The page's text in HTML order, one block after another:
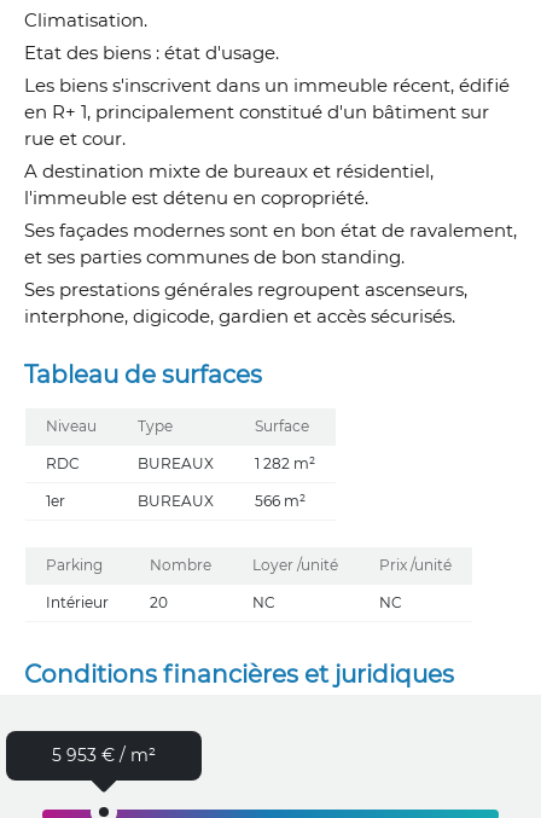
Climatisation.
Etat des biens : état d'usage.
Les biens s'inscrivent dans un immeuble récent, édifié
en R+ 1, principalement constitué d'un bâtiment sur
rue et cour.
A destination mixte de bureaux et résidentiel,
l'immeuble est détenu en copropriété.
Ses façades modernes sont en bon état de ravalement,
et ses parties communes de bon standing.
Ses prestations générales regroupent ascenseurs,
interphone, digicode, gardien et accès sécurisés.
Tableau de surfaces
Niveau Type Surface
RDC BUREAUX 1 282 m²
1er BUREAUX 566 m²
Parking Nombre Loyer /unité Prix /unité
Intérieur 20 NC NC
Conditions financières et juridiques
5 953 € / m²